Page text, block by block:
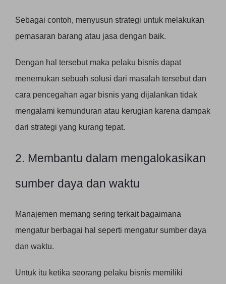
Sebagai contoh, menyusun strategi untuk melakukan
pemasaran barang atau jasa dengan baik.
Dengan hal tersebut maka pelaku bisnis dapat
menemukan sebuah solusi dari masalah tersebut dan
cara pencegahan agar bisnis yang dijalankan tidak
mengalami kemunduran atau kerugian karena dampak
dari strategi yang kurang tepat.
2. Membantu dalam mengalokasikan
sumber daya dan waktu
Manajemen memang sering terkait bagaimana
mengatur berbagai hal seperti mengatur sumber daya
dan waktu.
Untuk itu ketika seorang pelaku bisnis memiliki